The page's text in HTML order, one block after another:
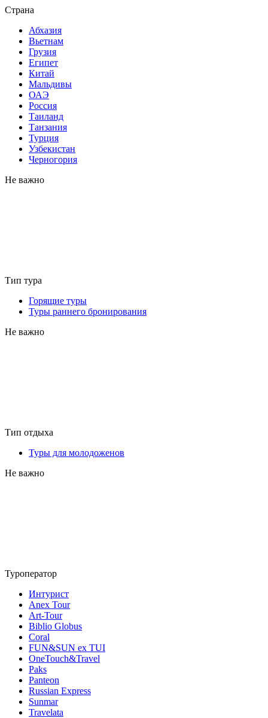
Страна
Абхазия
Вьетнам
Грузия
Египет
Китай
Мальдивы
ОАЭ
Россия
Таиланд
Танзания
Турция
Узбекистан
Черногория
Не важно
Тип тура
Горящие туры
Туры раннего бронирования
Не важно
Тип отдыха
Туры для молодоженов
Не важно
Туроператор
Интурист
Anex Tour
Art-Tour
Biblio Globus
Coral
FUN&SUN ex TUI
OneTouch&Travel
Paks
Panteon
Russian Express
Sunmar
Travelata